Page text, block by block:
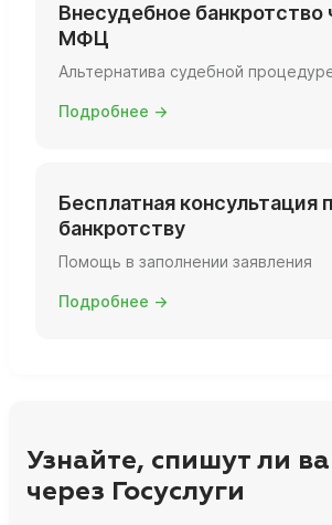
Внесудебное банкротство
МФЦ
Альтернатива судебной
Подробнее →
Бесплатная консультация
банкротству
Помощь в заполнении заявления
Подробнее →
Узнайте, спишут ли
через Госуслуги